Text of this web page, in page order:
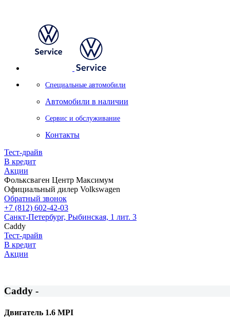
Специальные автомобили
Автомобили в наличии
Сервис и обслуживание
Контакты
Тест-драйв
В кредит
Акции
Фольксваген Центр Максимум
Официальный дилер Volkswagen
Обратный звонок
+7 (812) 602-42-03
Санкт-Петербург, Рыбинская, 1 лит. 3
Caddy
Тест-драйв
В кредит
Акции
Caddy -
Двигатель 1.6 MPI